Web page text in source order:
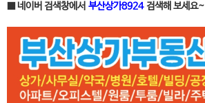
■ 네이버 검색창에서 부산상가8924검색해 보세요~